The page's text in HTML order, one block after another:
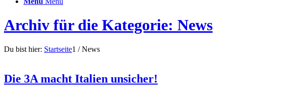
Archiv für die Kategorie: News
Du bist hier: Startseite1 / News
Die 3A macht Italien unsicher!